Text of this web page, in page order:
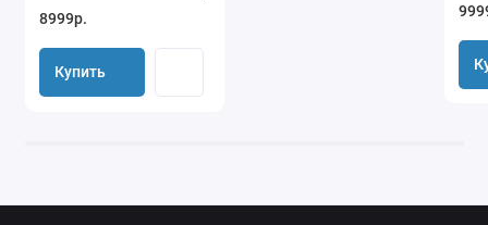
8999р.
Купить